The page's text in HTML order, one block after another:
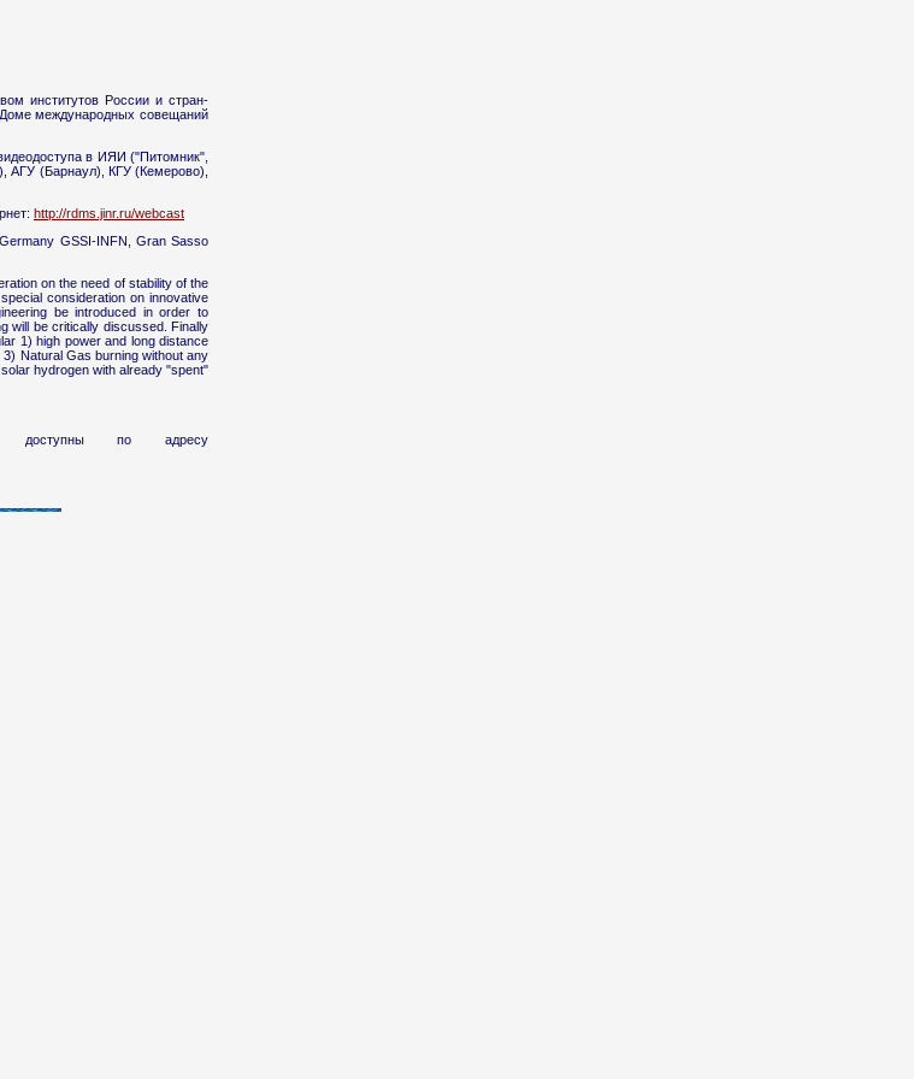
институтов России и стран-
международных совещаний
в ИЯИ ("Питомник",
(Барнаул), КГУ (Кемерово),
http://rdms.jinr.ru/webcast
GSSI-INFN, Gran Sasso
on the need of stability of the
consideration on innovative
be introduced in order to
will be critically discussed. Finally
1) high power and long distance
Natural Gas burning without any
hydrogen with already "spent"
доступны по адресу